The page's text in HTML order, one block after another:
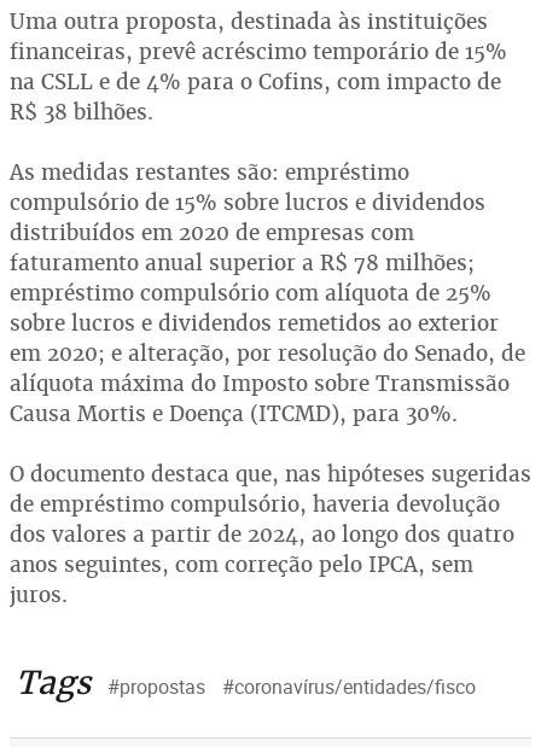
Uma outra proposta, destinada às instituições
financeiras, prevê acréscimo temporário de 15%
na CSLL e de 4% para o Cofins, com impacto de
R$ 38 bilhões.
As medidas restantes são: empréstimo
compulsório de 15% sobre lucros e dividendos
distribuídos em 2020 de empresas com
faturamento anual superior a R$ 78 milhões;
empréstimo compulsório com alíquota de 25%
sobre lucros e dividendos remetidos ao exterior
em 2020; e alteração, por resolução do Senado, de
alíquota máxima do Imposto sobre Transmissão
Causa Mortis e Doença (ITCMD), para 30%.
O documento destaca que, nas hipóteses sugeridas
de empréstimo compulsório, haveria devolução
dos valores a partir de 2024, ao longo dos quatro
anos seguintes, com correção pelo IPCA, sem
juros.
Tags #propostas #coronavírus/entidades/fisco